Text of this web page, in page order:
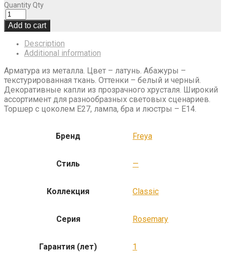
QuantityQty
Add to cart
Description
Additional information
Арматура из металла. Цвет – латунь. Абажуры –
текстурированная ткань. Оттенки – белый и черный.
Декоративные капли из прозрачного хрусталя. Широкий
ассортимент для разнообразных световых сценариев.
Торшер с цоколем Е27, лампа, бра и люстры – Е14.
Бренд Freya
Стиль —
Коллекция Classic
Серия Rosemary
Гарантия (лет) 1